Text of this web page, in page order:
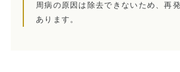
かぶせもの、詰め物
周病の原因は除去できないため、再
あります。